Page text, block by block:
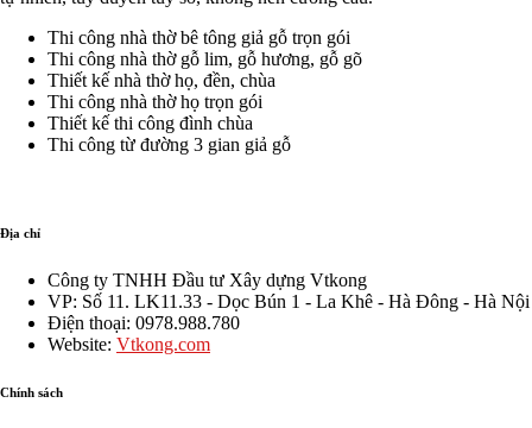
BìnhYên
Thi công nhà thờ bê tông giả gỗ trọn gói
Thi công nhà thờ gỗ lim, gỗ hương, gỗ gõ
Thiết kế nhà thờ họ, đền, chùa
Thi công nhà thờ họ trọn gói
Thiết kế thi công đình chùa
Thi công từ đường 3 gian giả gỗ
Địa chỉ
Công ty TNHH Đầu tư Xây dựng Vtkong
VP: Số 11. LK11.33 - Dọc Bún 1 - La Khê - Hà Đông - Hà Nội
Điện thoại: 0978.988.780
Website: Vtkong.com
Chính sách